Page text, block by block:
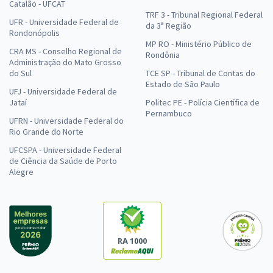
Catalão - UFCAT
UFR - Universidade Federal de
Rondonópolis
CRA MS - Conselho Regional de
Administração do Mato Grosso
do Sul
UFJ - Universidade Federal de
Jataí
UFRN - Universidade Federal do
Rio Grande do Norte
UFCSPA - Universidade Federal
de Ciência da Saúde de Porto
Alegre
TRF 3 - Tribunal Regional Federal
da 3ª Região
MP RO - Ministério Público de
Rondônia
TCE SP - Tribunal de Contas do
Estado de São Paulo
Politec PE - Polícia Científica de
Pernambuco
RA 1000